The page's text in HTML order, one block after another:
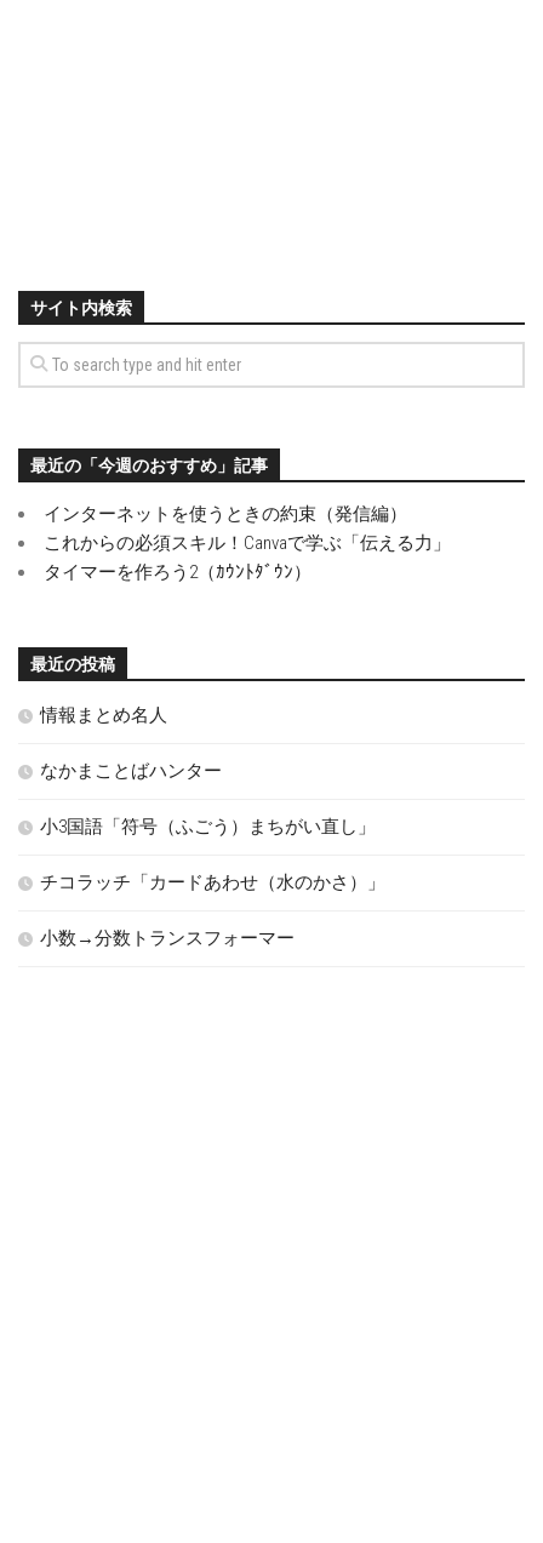
サイト内検索
最近の「今週のおすすめ」記事
インターネットを使うときの約束（発信編）
これからの必須スキル！Canvaで学ぶ「伝える力」
タイマーを作ろう2（ｶｳﾝﾄﾀﾞｳﾝ）
最近の投稿
情報まとめ名人
なかまことばハンター
小3国語「符号（ふごう）まちがい直し」
チコラッチ「カードあわせ（水のかさ）」
小数→分数トランスフォーマー